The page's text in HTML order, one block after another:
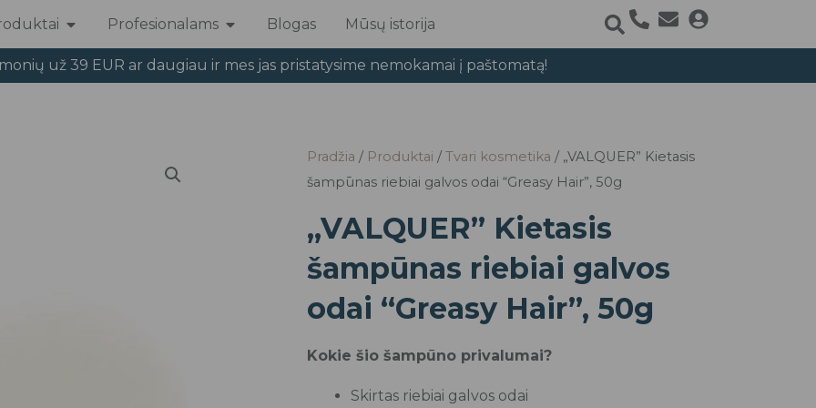
Open Produktai
Profesionalams Open Profesionalams
Blogas Mūsų istorija
už 39 EUR ar daugiau ir mes jas pristatysime nemokamai į paštomatą!
Pradžia / Produktai /Tvari kosmetika / „VALQUER” Kietasis
šampūnas riebiai galvos odai “Greasy Hair”, 50g
„VALQUER” Kietasis
šampūnas riebiai galvos
odai “Greasy Hair”, 50g
Kokie šio šampūno privalumai?
Skirtas riebiai galvos odai